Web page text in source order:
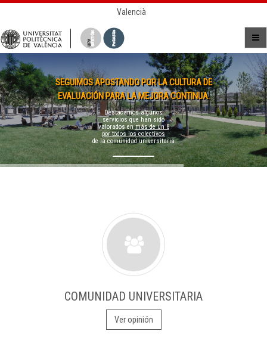
Valencià
SEGUIMOS APOSTANDO POR LA CULTURA DE
EVALUACIÓN PARA LA MEJORA CONTINUA.
Destacamos algunos
servicios que han sido
valorados enmás de un 8
por todos los colectivos
de la comunidad universitaria
COMUNIDAD UNIVERSITARIA
Ver opinión